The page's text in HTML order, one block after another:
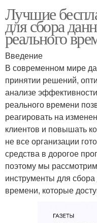
Лучшие
для сбора
реального
Введение
В современном мире
принятии решений,
анализе
реального времени
реагировать на
клиентов и повышать
не все организации
средства в дорогое
поэтому мы
инструменты для
времени, которые